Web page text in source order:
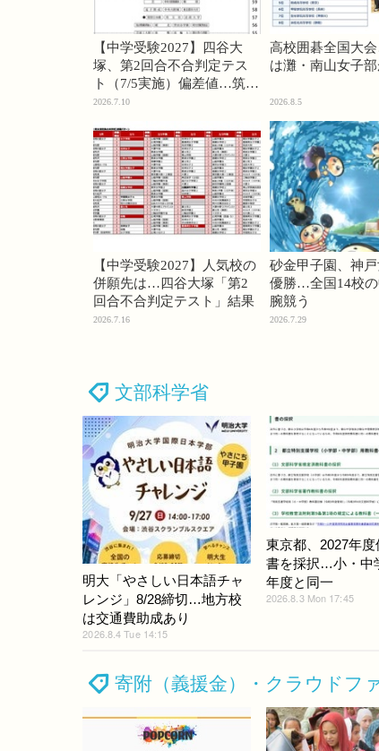
【中学受験2027】四谷大
塚、第2回合不合判定テス
ト（7/5実施）偏差値…筑駒
74・桜蔭70＜PR＞
2026.7.10
高校囲碁全国大
は灘・南山女子
2026.8.5
【中学受験2027】人気校の
併願先は…四谷大塚「第2
回合不合判定テスト」結果
2026.7.16
砂金甲子園、神
優勝…全国14校
腕競う
2026.7.29
文部科学省
明大「やさしい日本語チャ
レンジ」8/28締切…地方校
は交通費助成あり
2026.8.4 Tue 14:15
東京都、2027年
書を採択…小・中
年度と同一
2026.8.3 Mon 17:45
寄附（義援金）・クラウドフ